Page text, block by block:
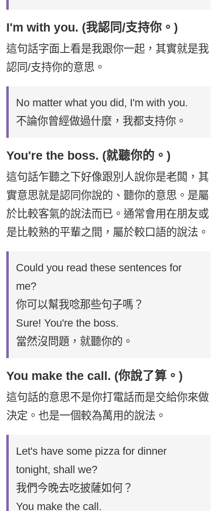
I'm with you. (我認同/支持你。)
這句話字面上看是我跟你一起，其實就是我
認同/支持你的意思。
No matter what you did, I'm with you.
不論你曾經做過什麼，我都支持你。
You're the boss. (就聽你的。)
這句話乍聽之下好像跟別人說你是老闆，其
實意思就是認同你說的、聽你的意思。是屬
於比較客氣的說法而已。通常會用在朋友或
是比較熟的平輩之間，屬於較口語的說法。
Could you read these sentences for
me?
你可以幫我唸那些句子嗎？
Sure! You're the boss.
當然沒問題，就聽你的。
You make the call. (你說了算。)
這句話的意思不是你打電話而是交給你來做
決定。也是一個較為萬用的說法。
Let's have some pizza for dinner
tonight, shall we?
我們今晚去吃披薩如何？
You make the call.